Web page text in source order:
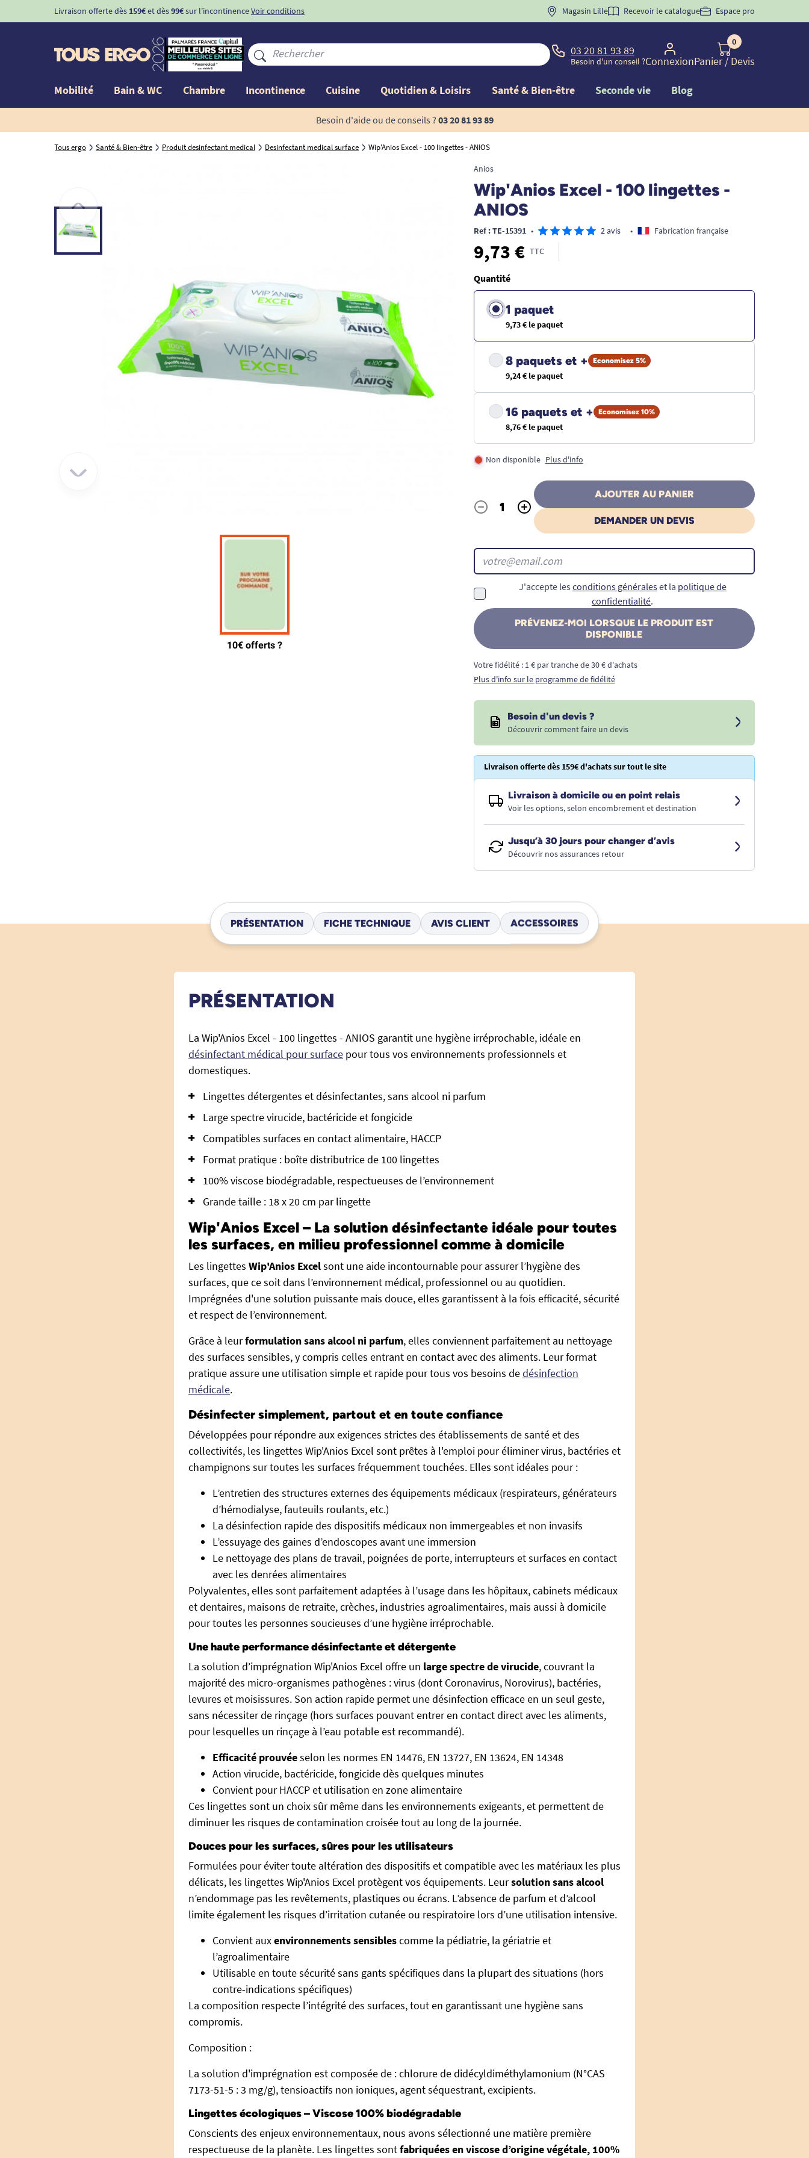
Livraison offerte dès 159€et dès99€sur l'incontinenceVoir conditions BIENVENUE" pourla 1ère commande d'incontinence
Magasin Lille Recevoir le catalogue Espace pro
03 20 81 93 89
Besoin d'un conseil ?Connexion
0
Panier/ Devis
Mobilité Bain & WC Chambre Incontinence Cuisine Quotidien & Loisirs Santé & Bien-être Seconde vie Blog
Besoin d'aide ou de conseils ? 03 20 81 93 89
Tous ergo Santé & Bien-être Produit desinfectant medical Desinfectant medical surface Wip'Anios Excel - 100 lingettes - ANIOS
Anios
Wip'Anios Excel - 100 lingettes -
ANIOS
Ref : TE-15391 • 2 avis • Fabrication française
9,73 € TTC
Quantité
1 paquet
9,73 € le paquet
8 paquets et + Economisez 5%
9,24 € le paquet
16 paquets et + Economisez 10%
8,76 € le paquet
Non disponible Plus d'info
Quantité
- +
AJOUTER AU PANIER
DEMANDER UN DEVIS
J'accepte les conditions généraleset la politique de
confidentialité.
PRÉVENEZ-MOI LORSQUE LE PRODUIT EST
DISPONIBLE
Votre fidélité : 1 € par tranche de 30 € d'achats
Plus d'info sur le programme de fidélité
Besoin d'un devis ?
Découvrir comment faire un devis
Livraison offerte dès 159€ d'achats sur tout le site
Livraison à domicile ou en point relais
Voir les options, selon encombrement et destination
Jusqu’à 30 jours pour changer d’avis
Découvrir nos assurances retour
PRÉSENTATION FICHE TECHNIQUE AVIS CLIENT ACCESSOIRES
PRÉSENTATION
La Wip'Anios Excel - 100 lingettes - ANIOS garantit une hygiène irréprochable, idéale en
désinfectant médical pour surface pour tous vos environnements professionnels et
domestiques.
Lingettes détergentes et désinfectantes, sans alcool ni parfum
Large spectre virucide, bactéricide et fongicide
Compatibles surfaces en contact alimentaire, HACCP
Format pratique : boîte distributrice de 100 lingettes
100% viscose biodégradable, respectueuses de l’environnement
Grande taille : 18 x 20 cm par lingette
Wip'Anios Excel – La solution désinfectante idéale pour toutes
les surfaces, en milieu professionnel comme à domicile
Les lingettes Wip'Anios Excelsont une aide incontournable pour assurer l’hygiène des
surfaces, que ce soit dans l’environnement médical, professionnel ou au quotidien.
Imprégnées d'une solution puissante mais douce, elles garantissent à la fois efficacité, sécurité
et respect de l’environnement.
Grâce à leurformulation sans alcool ni parfum, elles conviennent parfaitement au nettoyage
des surfaces sensibles, y compris celles entrant en contact avec des aliments. Leur format
pratique assure une utilisation simple et rapide pour tous vos besoins dedésinfection
médicale.
Désinfecter simplement, partout et en toute confiance
Développées pour répondre aux exigences strictes des établissements de santé et des
collectivités, les lingettes Wip'Anios Excel sont prêtes à l'emploi pour éliminer virus, bactéries et
champignons sur toutes les surfaces fréquemment touchées. Elles sont idéales pour :
L’entretien des structures externes des équipements médicaux (respirateurs, générateurs
d’hémodialyse, fauteuils roulants, etc.)
La désinfection rapide des dispositifs médicaux non immergeables et non invasifs
L’essuyage des gaines d’endoscopes avant une immersion
Le nettoyage des plans de travail, poignées de porte, interrupteurs et surfaces en contact
avec les denrées alimentaires
Polyvalentes, elles sont parfaitement adaptées à l’usage dans les hôpitaux, cabinets médicaux
et dentaires, maisons de retraite, crèches, industries agroalimentaires, mais aussi à domicile
pour toutes les personnes soucieuses d’une hygiène irréprochable.
Une haute performance désinfectante et détergente
La solution d’imprégnation Wip'Anios Excel offre un large spectre de virucide, couvrant la
majorité des micro-organismes pathogènes : virus (dont Coronavirus, Norovirus), bactéries,
levures et moisissures. Son action rapide permet une désinfection efficace en un seul geste,
sans nécessiter de rinçage (hors surfaces pouvant entrer en contact direct avec les aliments,
pour lesquelles un rinçage à l’eau potable est recommandé).
Efficacité prouvéeselon les normes EN 14476, EN 13727, EN 13624, EN 14348
Action virucide, bactéricide, fongicide dès quelques minutes
Convient pour HACCP et utilisation en zone alimentaire
Ces lingettes sont un choix sûr même dans les environnements exigeants, et permettent de
diminuer les risques de contamination croisée tout au long de la journée.
Douces pour les surfaces, sûres pour les utilisateurs
Formulées pour éviter toute altération des dispositifs et compatible avec les matériaux les plus
délicats, les lingettes Wip'Anios Excel protègent vos équipements. Leursolution sans alcool
n’endommage pas les revêtements, plastiques ou écrans. L’absence de parfum et d’alcool
limite également les risques d’irritation cutanée ou respiratoire lors d’une utilisation intensive.
Convient auxenvironnements sensiblescomme la pédiatrie, la gériatrie et
l’agroalimentaire
Utilisable en toute sécurité sans gants spécifiques dans la plupart des situations (hors
contre-indications spécifiques)
La composition respecte l’intégrité des surfaces, tout en garantissant une hygiène sans
compromis.
Composition :
La solution d'imprégnation est composée de : chlorure de didécyldiméthylamonium (N°CAS
7173-51-5 : 3 mg/g), tensioactifs non ioniques, agent séquestrant, excipients.
Lingettes écologiques – Viscose 100% biodégradable
Conscients des enjeux environnementaux, nous avons sélectionné une matière première
respectueuse de la planète. Les lingettes sontfabriquées en viscose d’origine végétale, 100%